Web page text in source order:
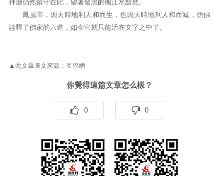
神廟仍然鎮守在此，望著發黑的楓江水黯然。
鳳凰市，因天時地利人和而生，也因天時地利人和而滅，仿佛
詮釋了佛家的六道，如今它就只能活在文字之中了。
▲此文章圖文來源：互聯網
你覺得這篇文章怎么樣？
0 0